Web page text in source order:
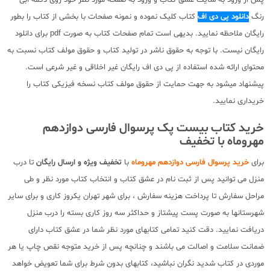
رنگ دانلود پی دی اف کتاب کلیک نموده و نمونه صفحات با بخشی از کتاب را بطور
رایگان ملاحظه نمایید. بدیهی است تمام صفحات کتاب به صورت pdf برای دانلود
رایگان نیست. با توجه به حقوق ناشر در تولید کتاب و حقوق مولف کتاب نسبت به
محتوای ارائه شده استفاده از پی دی اف رایگان غیر اخلاقی و غیر شرعی است.
پیشنهاد میشود به جهت حمایت از حقوق مولف کتاب نسخه فیزیکی کتاب را
خریداری نمایید.
خرید کتاب بیست پک پرسوال فارسی دوازدهم
مهروماه با تخفیف
برای خرید پرسوال فارسی دوازدهم مهروماه با تخفیف ویژه و ارسال رایگان تا درب
منزل می توانید پس از ثبت نام در عشق کتاب و انتخاب کتاب مورد نظر و طی
مراحل سفارش تا پرداخت هزینه سفارش ، برای شهر تهران یکروز کاری و برای سایر
شهرستانها به صورت پست پیشتاز و حداکثر سه روز کاری بسته را درب منزل
دریافت نمایید. دقت کنید تمامی کتابهای مورد نظر شما در عشق کتاب دارای
ضمانت سلامت و اصالت می باشند و چنانچه پس از خرید متوجه نقص چاپ یا هر
موردی در کتاب شدید نگران نباشید، کتابهای بدون شرط برای شما تعویض خواهد